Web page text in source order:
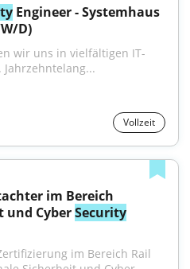
Engineer - Systemhaus
D)
wir uns in vielfältigen IT-
Vollzeit
im Bereich
und Cyber Security
im Bereich Rail